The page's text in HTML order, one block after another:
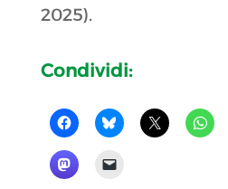
2025).
Condividi: